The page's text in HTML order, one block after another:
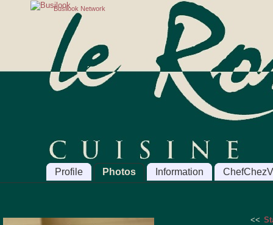
Busilook Network
Profile Photos Information
<<